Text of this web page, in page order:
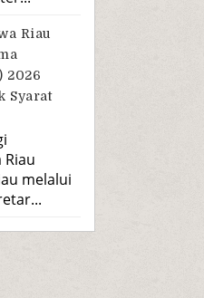
Riau
2026
Syarat
melalui